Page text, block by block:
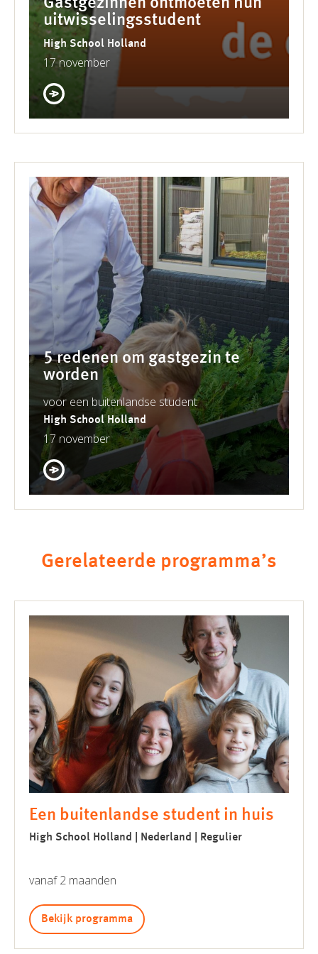
uitwisselingsstudent
High School Holland
17 november
5 redenen om gastgezin te
worden
voor een buitenlandse student
High School Holland
17 november
Gerelateerde programma’s
Een buitenlandse student in huis
High School Holland | Nederland | Regulier
vanaf 2 maanden
Bekijk programma